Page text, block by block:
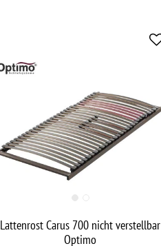
Lattenrost Carus 700 nicht verstellbar
Optimo